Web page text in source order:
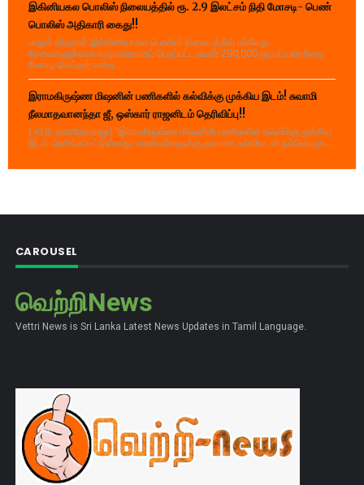
இகினியகல பொலிஸ் நிலையத்தில் ரூ. 2.9 இலட்சம் நிதி மோசடி- பெண்
பொலிஸ் அதிகாரி கைது!!
பாறுக் ஷிஹான் இங்கினியாகல பொலிஸ் நிலையத்தில் பல்வேறு
சேவைகளுக்காக வருமானமாகப் பெறப்பட்ட சுமார் 290,000 ரூபாய் பணத்தை
மோசடி செய்தார் என்ற...
இராமகிருஷ்ண மிஷனின் பணிகளில் கல்விக்கு முக்கிய இடம்! சுவாமி
நீலமாதவானந்தா ஜீ, ஒஸ்கார் ராஜனிடம் தெரிவிப்பு!!
( வி.ரி. சகாதேவராஜா) "இராமகிருஷ்ண மிஷனின் பணிகளில் கல்விக்கு முக்கிய
இடம் அளிக்கப்பட்டுள்ளது. மாணவர்களுக்கு தரமான கல்வியுடன் நல்லொழுக...
CAROUSEL
வெற்றிNews
Vettri News is Sri Lanka Latest News Updates in Tamil Language.